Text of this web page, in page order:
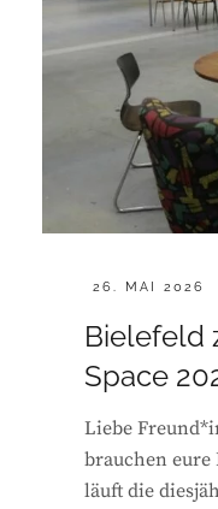
POSTED
26. MAI 2026
Bielefeld
Space
Liebe
brauchen eure
läuft die